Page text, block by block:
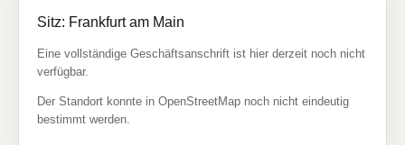
Sitz: Frankfurt am Main
Eine vollständige Geschäftsanschrift ist hier derzeit noch nicht
verfügbar.
Der Standort konnte in OpenStreetMap noch nicht eindeutig
bestimmt werden.